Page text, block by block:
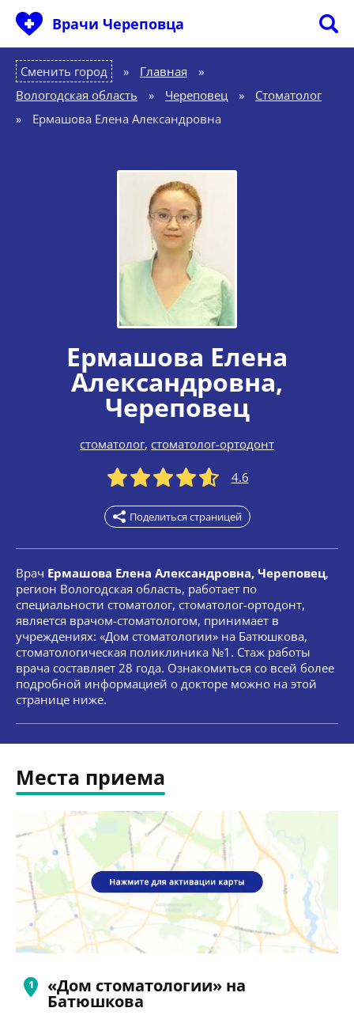
Врачи Череповца
Сменить город Главная
»
Вологодская область
» Череповец »
Стоматолог
»
Ермашова Елена Александровна
Ермашова Елена
Александровна,
Череповец
стоматолог, стоматолог-ортодонт
4.6
Поделиться страницей
Врач Ермашова Елена Александровна, Череповец,
регион Вологодская область, работает по
специальности стоматолог, стоматолог-ортодонт,
является врачом-стоматологом, принимает в
учреждениях: «Дом стоматологии» на Батюшкова,
стоматологическая поликлиника №1. Стаж работы
врача составляет 28 года. Ознакомиться со всей более
подробной информацией о докторе можно на этой
странице ниже.
Места приема
«Дом стоматологии» на
Батюшкова